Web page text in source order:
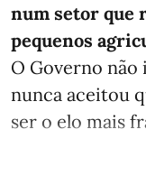
num setor que
pequenos
O Governo não
nunca aceitou
ser o elo mais